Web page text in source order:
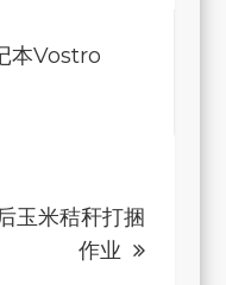
本Vostro
玉米秸秆打捆
作业